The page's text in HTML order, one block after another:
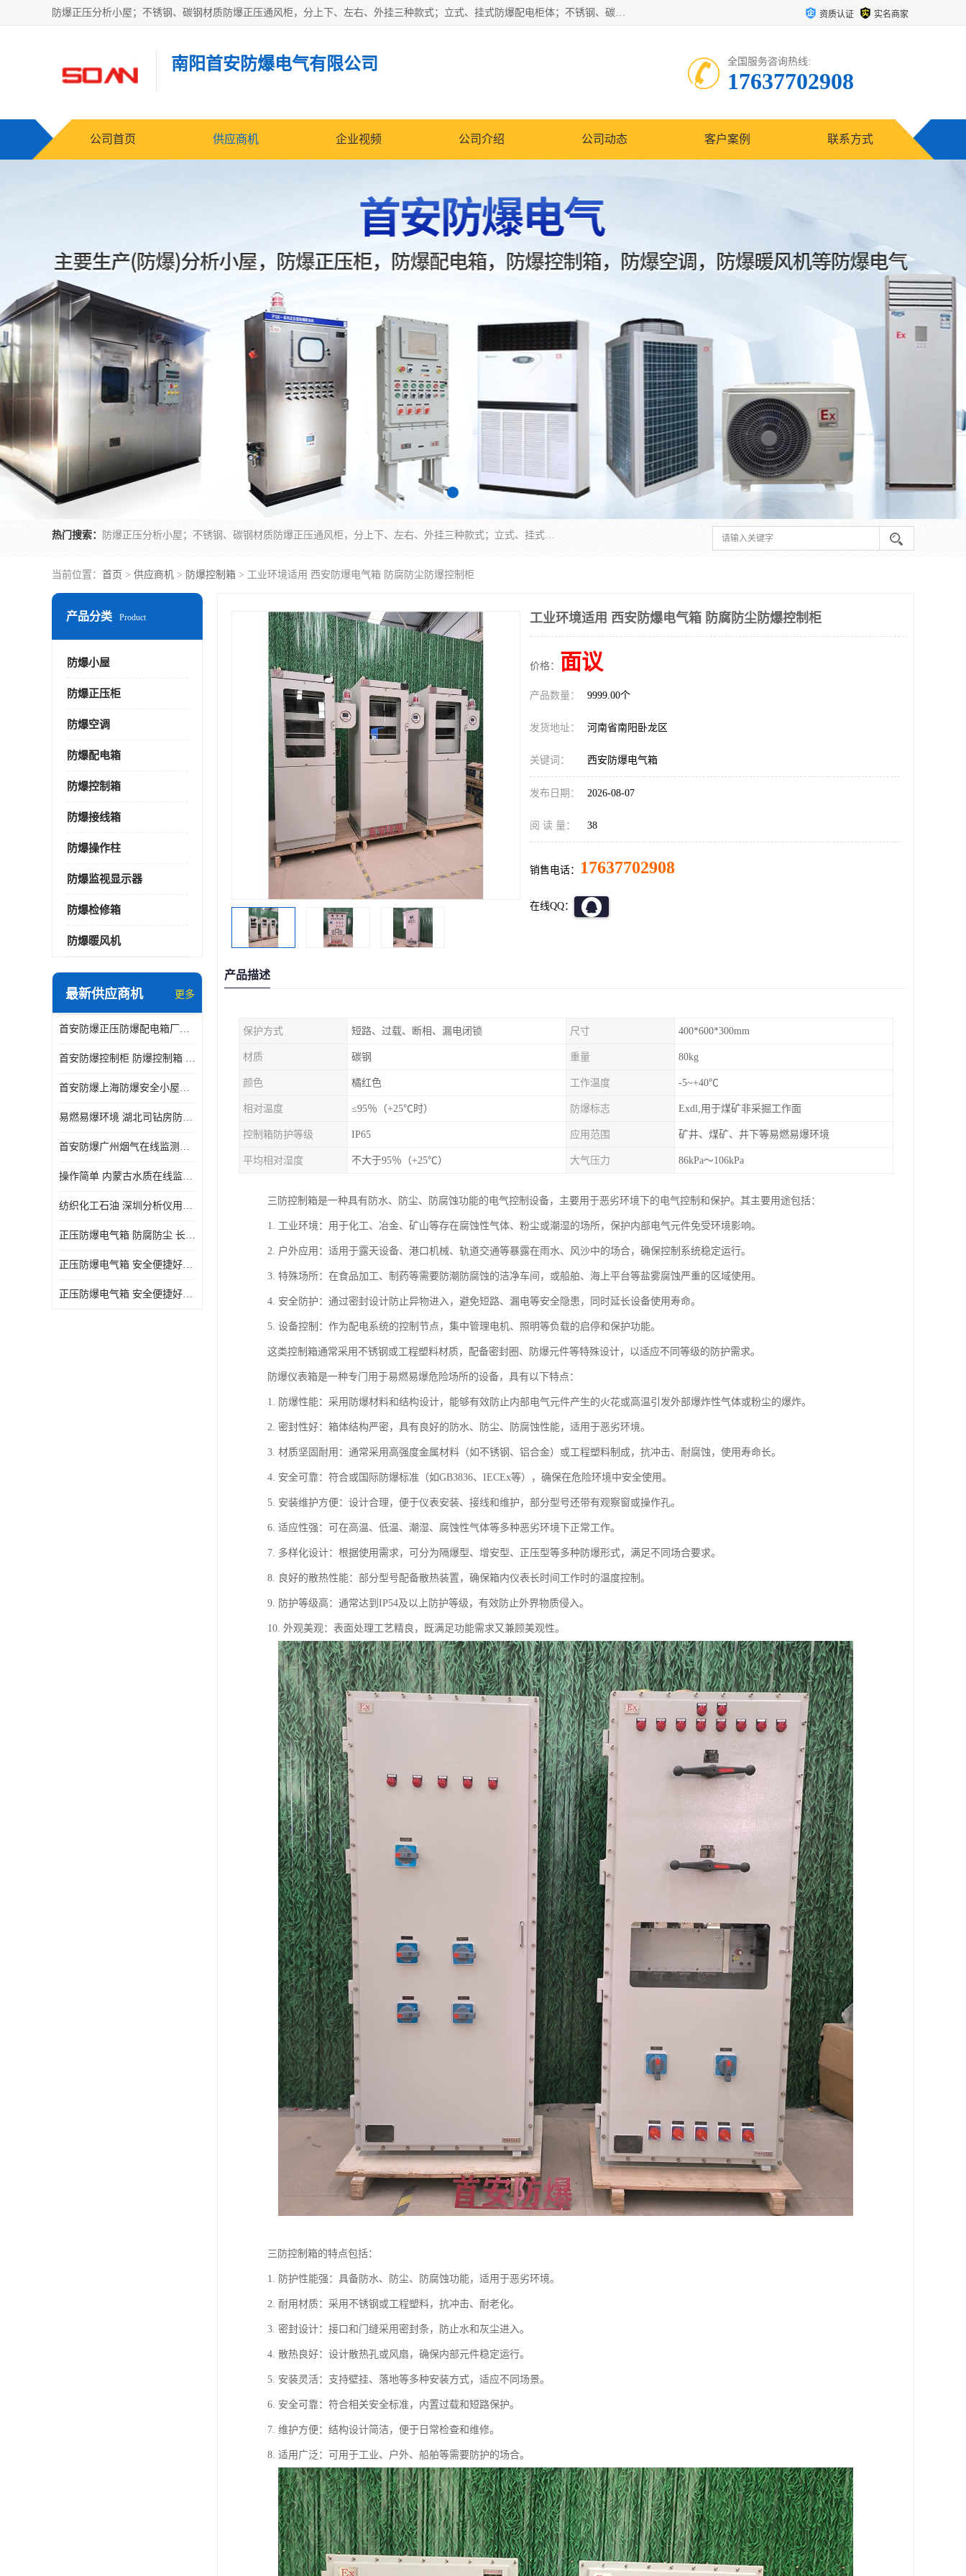
防爆正压分析小屋；不锈钢、碳钢材质防爆正压通风柜，分上下、左右、外挂三种款式；立式、挂式防爆配电柜体；不锈钢、碳钢防爆变频、磁力、星三角启动器；不锈钢、碳钢、铸铝防爆控制箱柜；可操作按键、多块式防爆仪表箱；多材质防爆接线箱；台式防爆电脑、防爆监视器。产品适配石油、化工、煤炭、电力、纺织、酿酒、航天、铁路、冶金、船舶、消防、市政等多行业工况使用。 资质认证 实名商家
南阳首安防爆电气有限公司 全国服务咨询热线:
17637702908
公司首页 供应商机 企业视频 公司介绍 公司动态 客户案例 联系方式
热门搜索： 防爆正压分析小屋；不锈钢、碳钢材质防爆正压通风柜，分上下、左右、外挂三种款式；立式、挂式防爆配电柜体；不锈钢、碳钢防爆变频、磁力、星三角启动器；不锈钢、碳钢、铸铝防爆控制箱柜；可操作按键、多块式防爆仪表箱；多材质防爆接线箱；台式防爆电脑、防爆监视器。产品适配石油、化工、煤炭、电力、纺织、酿酒、航天、铁路、冶金、船舶、消防、市政等多行业工况使用。
当前位置： 首页 > 供应商机 > 防爆控制箱 > 工业环境适用 西安防爆电气箱 防腐防尘防爆控制柜
产品分类 Product
防爆小屋
防爆正压柜
防爆空调
防爆配电箱
防爆控制箱
防爆接线箱
防爆操作柱
防爆监视显示器
防爆检修箱
防爆暖风机
最新供应商机 更多
首安防爆正压防爆配电箱厂家直供
首安防爆控制柜 防爆控制箱 厂家直售
首安防爆上海防爆安全小屋厂家直售
易燃易爆环境 湖北司钻房防爆分析小屋
首安防爆广州烟气在线监测防爆分析小屋厂家直售
操作简单 内蒙古水质在线监测防爆小屋
纺织化工石油 深圳分析仪用防爆小屋
正压防爆电气箱 防腐防尘 长沙正压型防爆电箱
正压防爆电气箱 安全便捷好操作 深圳防爆电气柜
正压防爆电气箱 安全便捷好操作 深圳粉尘防爆正压电气箱
工业环境适用 西安防爆电气箱 防腐防尘防爆控制柜
价格： 面议
产品数量： 9999.00个
发货地址： 河南省南阳卧龙区
关键词： 西安防爆电气箱
发布日期： 2026-08-07
阅 读 量： 38
销售电话： 17637702908
在线QQ：
产品描述
保护方式 短路、过载、断相、漏电闭锁 尺寸 400*600*300mm
材质 碳钢 重量 80kg
颜色 橘红色 工作温度 -5~+40℃
相对温度 ≤95％（+25℃时） 防爆标志 Exdl,用于煤矿非采掘工作面
控制箱防护等级 IP65 应用范围 矿井、煤矿、井下等易燃易爆环境
平均相对湿度 不大于95％（+25℃） 大气压力 86kPa～106kPa
三防控制箱是一种具有防水、防尘、防腐蚀功能的电气控制设备，主要用于恶劣环境下的电气控制和保护。其主要用途包括：
1. 工业环境：用于化工、冶金、矿山等存在腐蚀性气体、粉尘或潮湿的场所，保护内部电气元件免受环境影响。
2. 户外应用：适用于露天设备、港口机械、轨道交通等暴露在雨水、风沙中的场合，确保控制系统稳定运行。
3. 特殊场所：在食品加工、制药等需要防潮防腐蚀的洁净车间，或船舶、海上平台等盐雾腐蚀严重的区域使用。
4. 安全防护：通过密封设计防止异物进入，避免短路、漏电等安全隐患，同时延长设备使用寿命。
5. 设备控制：作为配电系统的控制节点，集中管理电机、照明等负载的启停和保护功能。
这类控制箱通常采用不锈钢或工程塑料材质，配备密封圈、防爆元件等特殊设计，以适应不同等级的防护需求。
防爆仪表箱是一种专门用于易燃易爆危险场所的设备，具有以下特点：
1. 防爆性能：采用防爆材料和结构设计，能够有效防止内部电气元件产生的火花或高温引发外部爆炸性气体或粉尘的爆炸。
2. 密封性好：箱体结构严密，具有良好的防水、防尘、防腐蚀性能，适用于恶劣环境。
3. 材质坚固耐用：通常采用高强度金属材料（如不锈钢、铝合金）或工程塑料制成，抗冲击、耐腐蚀，使用寿命长。
4. 安全可靠：符合或国际防爆标准（如GB3836、IECEx等），确保在危险环境中安全使用。
5. 安装维护方便：设计合理，便于仪表安装、接线和维护，部分型号还带有观察窗或操作孔。
6. 适应性强：可在高温、低温、潮湿、腐蚀性气体等多种恶劣环境下正常工作。
7. 多样化设计：根据使用需求，可分为隔爆型、增安型、正压型等多种防爆形式，满足不同场合要求。
8. 良好的散热性能：部分型号配备散热装置，确保箱内仪表长时间工作时的温度控制。
9. 防护等级高：通常达到IP54及以上防护等级，有效防止外界物质侵入。
10. 外观美观：表面处理工艺精良，既满足功能需求又兼顾美观性。
三防控制箱的特点包括：
1. 防护性能强：具备防水、防尘、防腐蚀功能，适用于恶劣环境。
2. 耐用材质：采用不锈钢或工程塑料，抗冲击、耐老化。
3. 密封设计：接口和门缝采用密封条，防止水和灰尘进入。
4. 散热良好：设计散热孔或风扇，确保内部元件稳定运行。
5. 安装灵活：支持壁挂、落地等多种安装方式，适应不同场景。
6. 安全可靠：符合相关安全标准，内置过载和短路保护。
7. 维护方便：结构设计简洁，便于日常检查和维修。
8. 适用广泛：可用于工业、户外、船舶等需要防护的场合。